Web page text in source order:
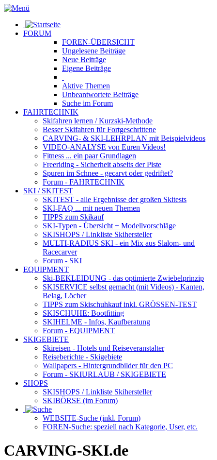
FORUM
FOREN-ÜBERSICHT
Ungelesene Beiträge
Neue Beiträge
Eigene Beiträge
Aktive Themen
Unbeantwortete Beiträge
Suche im Forum
FAHRTECHNIK
Skifahren lernen / Kurzski-Methode
Besser Skifahren für Fortgeschrittene
CARVING- & SKI-LEHRPLAN mit Beispielvideos
VIDEO-ANALYSE von Euren Videos!
Fitness ... ein paar Grundlagen
Freeriding - Sicherheit abseits der Piste
Spuren im Schnee - gecarvt oder gedriftet?
Forum - FAHRTECHNIK
SKI / SKITEST
SKITEST - alle Ergebnisse der großen Skitests
SKI-FAQ ... mit neuen Themen
TIPPS zum Skikauf
SKI-Typen - Übersicht + Modellvorschläge
SKISHOPS / Linkliste Skihersteller
MULTI-RADIUS SKI - ein Mix aus Slalom- und
Racecarver
Forum - SKI
EQUIPMENT
Ski-BEKLEIDUNG - das optimierte Zwiebelprinzip
SKISERVICE selbst gemacht (mit Videos) - Kanten,
Belag, Löcher
TIPPS zum Skischuhkaufinkl. GRÖSSEN-TEST
SKISCHUHE: Bootfitting
SKIHELME - Infos, Kaufberatung
Forum - EQUIPMENT
SKIGEBIETE
Skireisen - Hotels und Reiseveranstalter
Reiseberichte - Skigebiete
Wallpapers - Hintergrundbilder für den PC
Forum - SKIURLAUB / SKIGEBIETE
SHOPS
SKISHOPS / Linkliste Skihersteller
SKIBÖRSE (im Forum)
WEBSITE-Suche (inkl. Forum)
FOREN-Suche: speziell nach Kategorie, User, etc.
CARVING-SKI.de